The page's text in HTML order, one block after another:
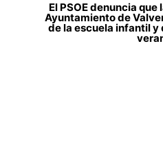
El PSOE denuncia
Ayuntamiento de
de la escuela infantil